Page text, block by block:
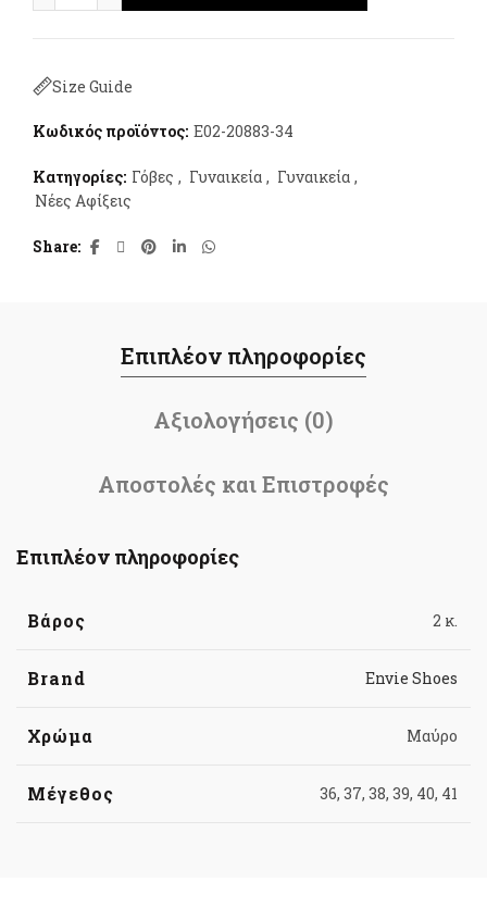
Size Guide
Κωδικός προϊόντος: E02-20883-34
Κατηγορίες: Γόβες , Γυναικεία , Γυναικεία ,
Νέες Αφίξεις
Share
Επιπλέον πληροφορίες
Αξιολογήσεις (0)
Αποστολές και Επιστροφές
Επιπλέον πληροφορίες
Βάρος 2 κ.
Brand Envie Shoes
Χρώμα Μαύρο
Μέγεθος 36, 37, 38, 39, 40, 41